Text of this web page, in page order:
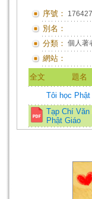
序號： 176427
別名：
分類： 個人著
網站：
全文 題名
Tôi học Phật
Tạp Chí Văn
Phật Giáo